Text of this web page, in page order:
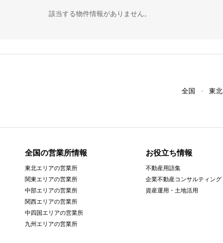
該当する物件情報がありません。
全国 東北
全国の営業所情報
東北エリアの営業所
関東エリアの営業所
中部エリアの営業所
関西エリアの営業所
中四国エリアの営業所
九州エリアの営業所
お役立ち情報
不動産用語集
企業不動産コンサルティング
資産運用・土地活用